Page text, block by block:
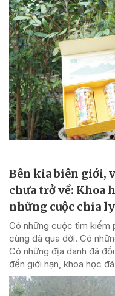
Bên kia biên giới,
chưa trở về: Khoa
những cuộc chia
Có những cuộc tìm kiếm
cùng đã qua đời. Có
Có những địa danh đã
đến giới hạn, khoa học